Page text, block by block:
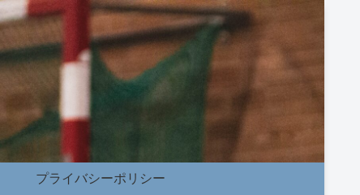
プライバシーポリシー